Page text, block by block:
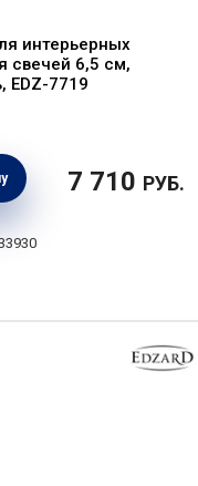
интерьерных
свечей 6,5 см,
EDZ-7719
7 710 РУБ.